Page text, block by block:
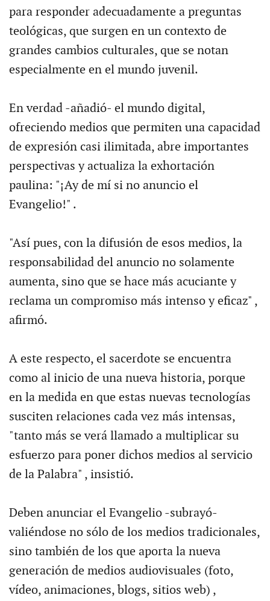
para responder adecuadamente a preguntas
teológicas, que surgen en un contexto de
grandes cambios culturales, que se notan
especialmente en el mundo juvenil.
En verdad -añadió- el mundo digital,
ofreciendo medios que permiten una capacidad
de expresión casi ilimitada, abre importantes
perspectivas y actualiza la exhortación
paulina: "¡Ay de mí si no anuncio el
Evangelio!" .
"Así pues, con la difusión de esos medios, la
responsabilidad del anuncio no solamente
aumenta, sino que se hace más acuciante y
reclama un compromiso más intenso y eficaz" ,
afirmó.
A este respecto, el sacerdote se encuentra
como al inicio de una nueva historia, porque
en la medida en que estas nuevas tecnologías
susciten relaciones cada vez más intensas,
"tanto más se verá llamado a multiplicar su
esfuerzo para poner dichos medios al servicio
de la Palabra" , insistió.
Deben anunciar el Evangelio -subrayó-
valiéndose no sólo de los medios tradicionales,
sino también de los que aporta la nueva
generación de medios audiovisuales (foto,
vídeo, animaciones, blogs, sitios web) ,